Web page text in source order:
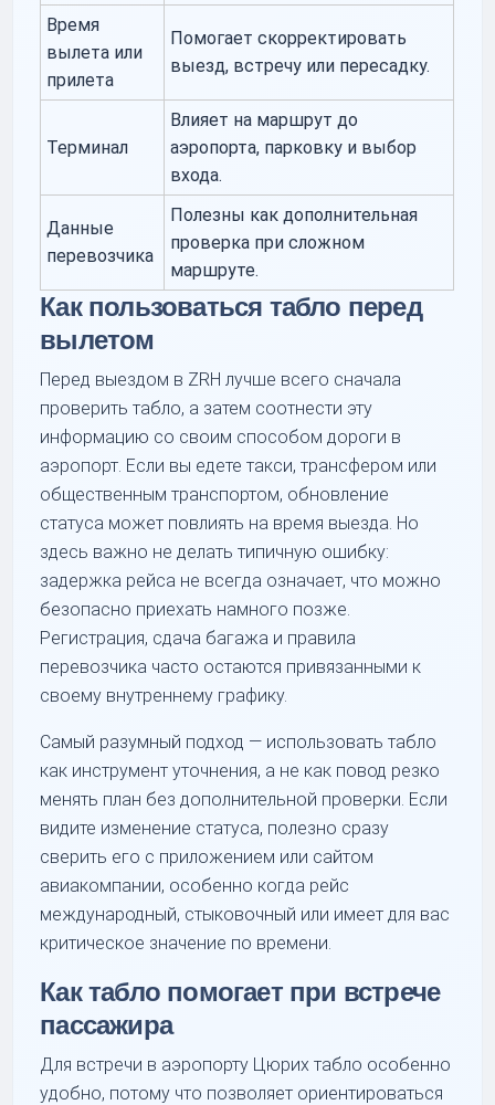
Время
вылета или
прилета
Помогает скорректировать
выезд, встречу или пересадку.
Терминал
Влияет на маршрут до
аэропорта, парковку и выбор
входа.
Данные
перевозчика
Полезны как дополнительная
проверка при сложном
маршруте.
Как пользоваться табло перед
вылетом
Перед выездом в ZRH лучше всего сначала
проверить табло, а затем соотнести эту
информацию со своим способом дороги в
аэропорт. Если вы едете такси, трансфером или
общественным транспортом, обновление
статуса может повлиять на время выезда. Но
здесь важно не делать типичную ошибку:
задержка рейса не всегда означает, что можно
безопасно приехать намного позже.
Регистрация, сдача багажа и правила
перевозчика часто остаются привязанными к
своему внутреннему графику.
Самый разумный подход — использовать табло
как инструмент уточнения, а не как повод резко
менять план без дополнительной проверки. Если
видите изменение статуса, полезно сразу
сверить его с приложением или сайтом
авиакомпании, особенно когда рейс
международный, стыковочный или имеет для вас
критическое значение по времени.
Как табло помогает при встрече
пассажира
Для встречи в аэропорту Цюрих табло особенно
удобно, потому что позволяет ориентироваться